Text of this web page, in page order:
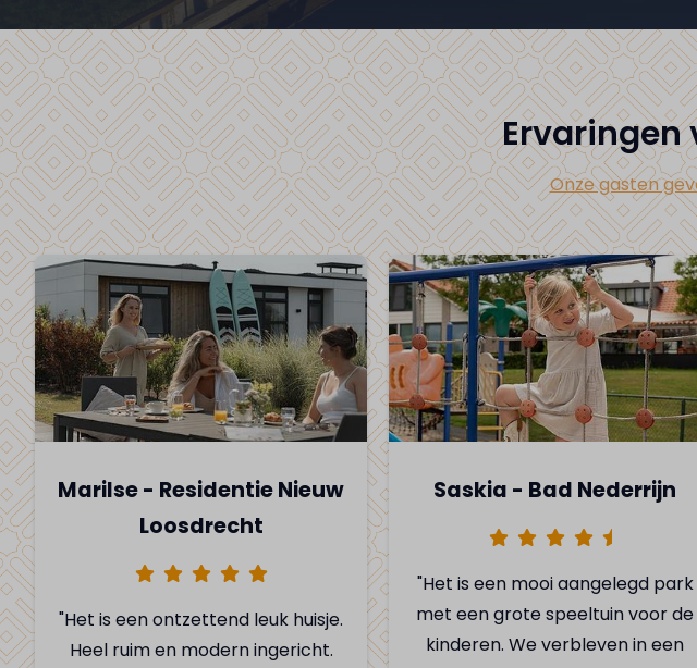
Ervaringen
Onze gasten
Marilse - Residentie Nieuw
Loosdrecht
"Het is een ontzettend leuk huisje.
Heel ruim en modern ingericht.
Saskia - Bad Nederrijn
"Het is een mooi aangelegd park
met een grote speeltuin voor de
kinderen. We verbleven in een